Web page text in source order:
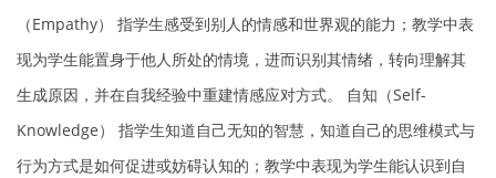
（Empathy） 指学生感受到别人的情感和世界观的能力；教学中表
现为学生能置身于他人所处的情境，进而识别其情绪，转向理解其
生成原因，并在自我经验中重建情感应对方式。 自知（Self-
Knowledge） 指学生知道自己无知的智慧，知道自己的思维模式与
行为方式是如何促进或妨碍认知的；教学中表现为学生能认识到自